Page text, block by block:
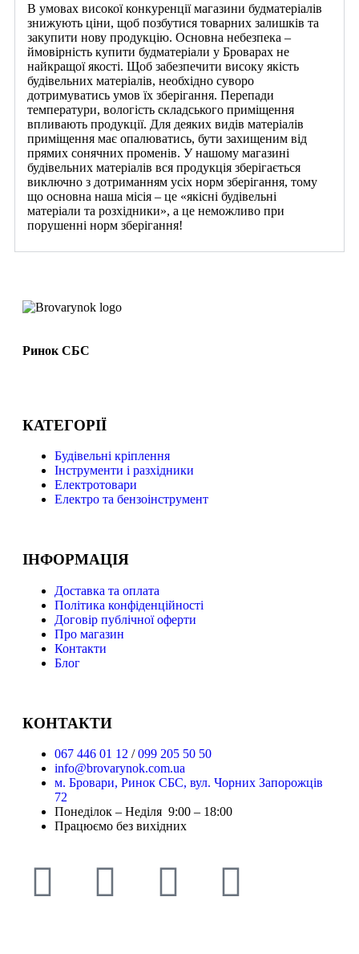
В умовах високої конкуренції магазини будматеріалів
знижують ціни, щоб позбутися товарних залишків та
закупити нову продукцію. Основна небезпека –
ймовірність купити будматеріали у Броварах не
найкращої якості. Щоб забезпечити високу якість
будівельних матеріалів, необхідно суворо
дотримуватись умов їх зберігання. Перепади
температури, вологість складського приміщення
впливають продукції. Для деяких видів матеріалів
приміщення має опалюватись, бути захищеним від
прямих сонячних променів. У нашому магазині
будівельних матеріалів вся продукція зберігається
виключно з дотриманням усіх норм зберігання, тому
що основна наша місія – це «якісні будівельні
матеріали та розхідники», а це неможливо при
порушенні норм зберігання!
Ринок СБС
КАТЕГОРІЇ
Будівельні кріплення
Інструменти і разхідники
Електротовари
Електро та бензоінструмент
ІНФОРМАЦІЯ
Доставка та оплата
Політика конфіденційності
Договір публічної оферти
Про магазин
Контакти
Блог
КОНТАКТИ
067 446 01 12 /099 205 50 50
info@brovarynok.com.ua
м. Бровари, Ринок СБС, вул. Чорних Запорожців
72
Понеділок – Неділя 9:00 – 18:00
Працюємо без вихідних